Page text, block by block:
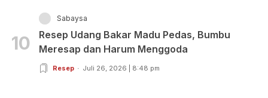
10
Sabaysa
Resep Udang Bakar Madu Pedas, Bumbu
Meresap dan Harum Menggoda
Resep Juli 26, 2026 | 8:48 pm